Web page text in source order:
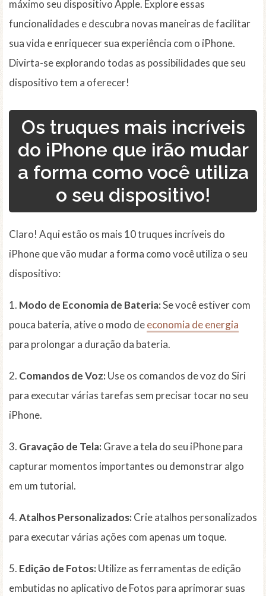
máximo seu dispositivo Apple. Explore essas
funcionalidades e descubra novas maneiras de facilitar
sua vida e enriquecer sua experiência com o iPhone.
Divirta-se explorando todas as possibilidades que seu
dispositivo tem a oferecer!
Os truques mais incríveis
do iPhone que irão mudar
a forma como você utiliza
o seu dispositivo!
Claro! Aqui estão os mais 10 truques incríveis do
iPhone que vão mudar a forma como você utiliza o seu
dispositivo:
1. Modo de Economia de Bateria:Se você estiver com
pouca bateria, ative o modo deeconomia de energia
para prolongar a duração da bateria.
2. Comandos de Voz:Use os comandos de voz do Siri
para executar várias tarefas sem precisar tocar no seu
iPhone.
3. Gravação de Tela:Grave a tela do seu iPhone para
capturar momentos importantes ou demonstrar algo
em um tutorial.
4.Atalhos Personalizados:Crie atalhos personalizados
para executar várias ações com apenas um toque.
5. Edição de Fotos:Utilize as ferramentas de edição
embutidas no aplicativo de Fotos para aprimorar suas